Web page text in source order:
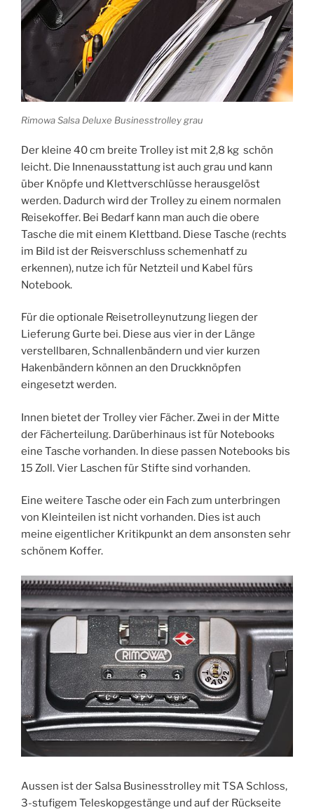
Rimowa Salsa Deluxe Businesstrolley grau
Der kleine 40 cm breite Trolley ist mit 2,8 kg schön
leicht. Die Innenausstattung ist auch grau und kann
über Knöpfe und Klettverschlüsse herausgelöst
werden. Dadurch wird der Trolley zu einem normalen
Reisekoffer. Bei Bedarf kann man auch die obere
Tasche die mit einem Klettband. Diese Tasche (rechts
im Bild ist der Reisverschluss schemenhatf zu
erkennen), nutze ich für Netzteil und Kabel fürs
Notebook.
Für die optionale Reisetrolleynutzung liegen der
Lieferung Gurte bei. Diese aus vier in der Länge
verstellbaren, Schnallenbändern und vier kurzen
Hakenbändern können an den Druckknöpfen
eingesetzt werden.
Innen bietet der Trolley vier Fächer. Zwei in der Mitte
der Fächerteilung. Darüberhinaus ist für Notebooks
eine Tasche vorhanden. In diese passen Notebooks bis
15 Zoll. Vier Laschen für Stifte sind vorhanden.
Eine weitere Tasche oder ein Fach zum unterbringen
von Kleinteilen ist nicht vorhanden. Dies ist auch
meine eigentlicher Kritikpunkt an dem ansonsten sehr
schönem Koffer.
Aussen ist der Salsa Businesstrolley mit TSA Schloss,
3-stufigem Teleskopgestänge und auf der Rückseite